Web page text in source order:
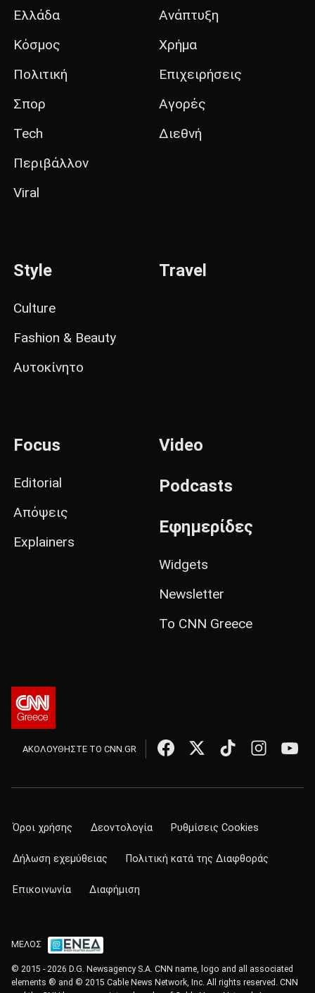
Ελλάδα
Κόσμος
Πολιτική
Σπορ
Tech
Περιβάλλον
Viral
Ανάπτυξη
Χρήμα
Επιχειρήσεις
Αγορές
Διεθνή
Style
Culture
Fashion & Beauty
Αυτοκίνητο
Travel
Focus
Editorial
Απόψεις
Explainers
Video
Podcasts
Εφημερίδες
Widgets
Newsletter
Το CNN Greece
ΑΚΟΛΟΥΘΗΣΤΕ ΤΟ CNN.GR
Όροι χρήσης Δεοντολογία Ρυθμίσεις Cookies
Δήλωση εχεμύθειας Πολιτική κατά της Διαφθοράς
Επικοινωνία Διαφήμιση
ΜΕΛΟΣ
© 2015 - 2026 D.G. Newsagency S.A. CNN name, logo and all associated
elements ® and © 2015 Cable News Network, Inc. All rights reserved. CNN